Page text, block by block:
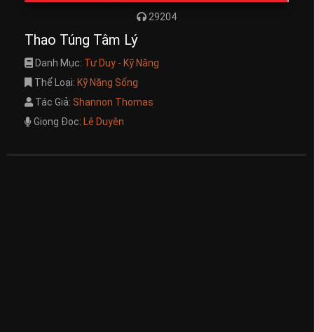
29204
Thao Túng Tâm Lý
Danh Mục: Tư Duy - Kỹ Năng
Thể Loại: Kỹ Năng Sống
Tác Giả: Shannon Thomas
Giọng Đọc: Lê Duyên